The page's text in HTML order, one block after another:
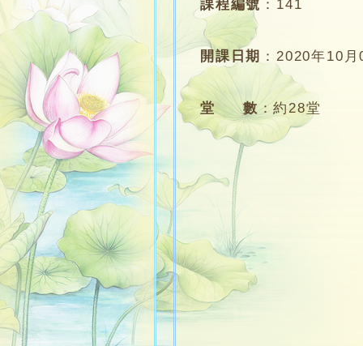
課程編號 ： 141
開課日期 ：2020年10月
堂 數：約28堂